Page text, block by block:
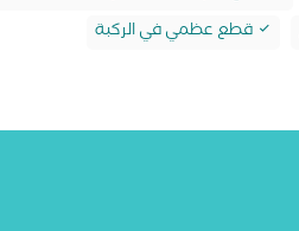
قطع عظمي في الركبة